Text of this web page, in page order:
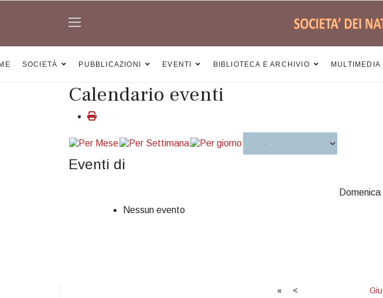
SOCIETÀ PUBBLICAZIONI EVENTI BIBLIOTECA E ARCHIVIO MULTIMEDIA
Calendario eventi
Eventi di
Nessun evento
« <